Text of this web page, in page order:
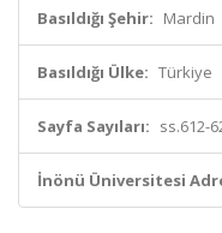
Basıldığı Şehir: Mardin
Basıldığı Ülke: Türkiye
Sayfa Sayıları: ss.612-
İnönü Üniversitesi